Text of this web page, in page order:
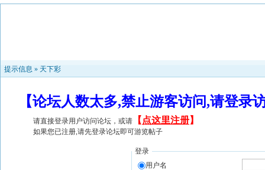
提示信息 » 天下彩
【论坛人数太多,禁止游客访问,请登
请直接登录用户访问论坛，或请 【 点这里注册】
如果您已注册,请先登录论坛即可游览帖子
登录
用户名